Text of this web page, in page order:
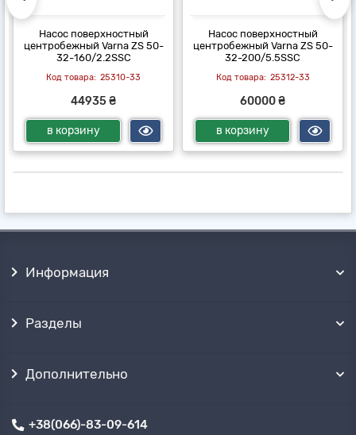
Насос поверхностный
центробежный Varna ZS 50-
32-160/2.2SSC
25310-33
44935 ₴
в корзину
Насос поверхностный
центробежный Varna ZS 50-
32-200/5.5SSC
25312-33
60000 ₴
в корзину
Информация
Разделы
Дополнительно
+38(066)-83-09-614